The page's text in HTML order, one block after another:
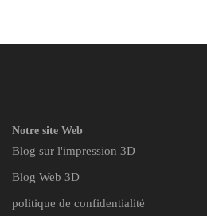
Notre site Web
Blog sur l'impression 3D
Blog Web 3D
politique de confidentialité